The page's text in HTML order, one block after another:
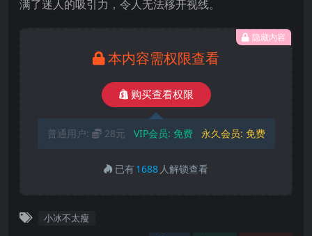
满了迷人的吸引力，令人无法移开视线。
隐藏内容
本内容需权限查看
购买查看权限
普通用户: 28元 VIP会员: 免费 永久会员: 免费
已有1688 人解锁查看
小冰不太瘦